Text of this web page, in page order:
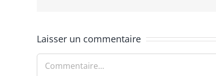
Laisser un commentaire
Commentaire